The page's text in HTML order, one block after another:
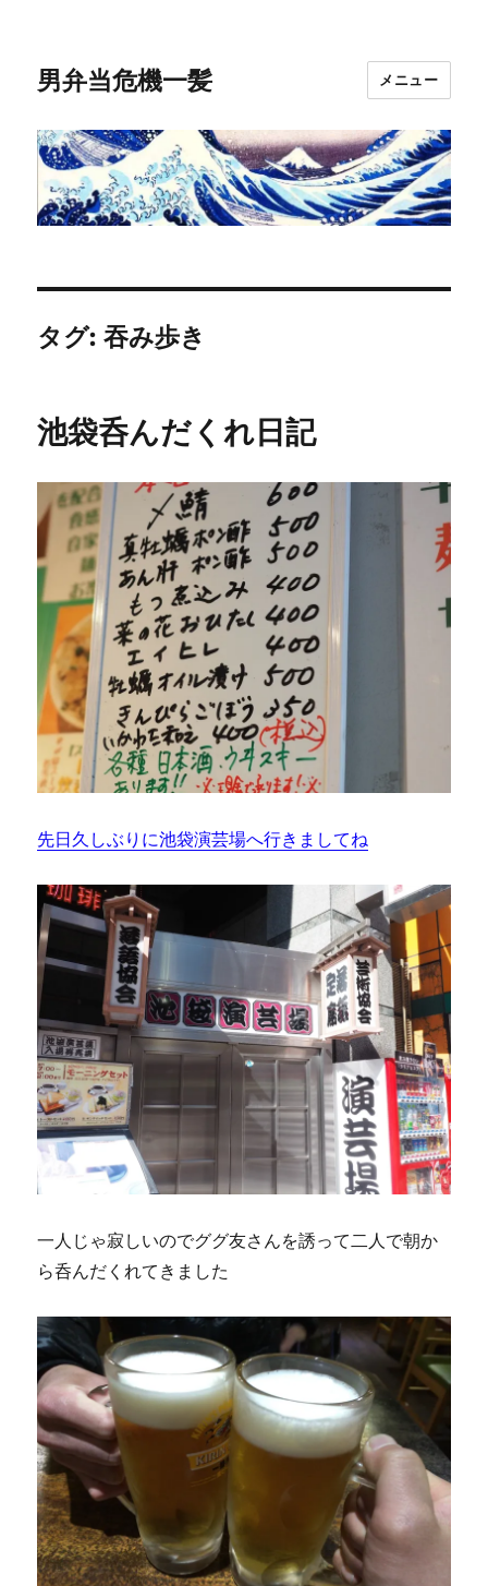
男弁当危機一髪 メニュー
タグ:吞み歩き
池袋呑んだくれ日記
先日久しぶりに池袋演芸場へ行きましてね
一人じゃ寂しいのでググ友さんを誘って二人で朝か
ら呑んだくれてきました